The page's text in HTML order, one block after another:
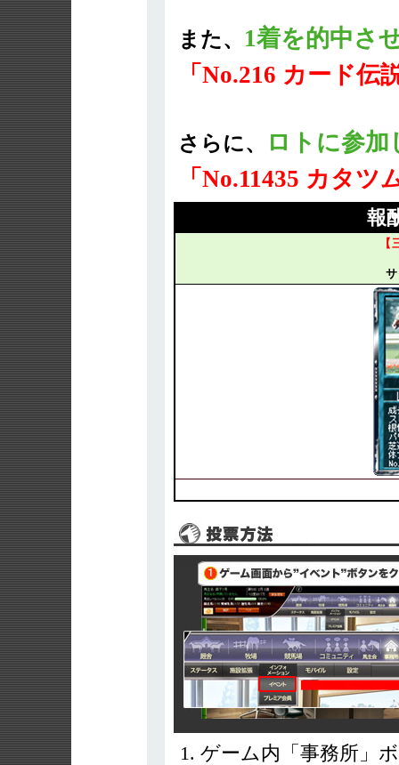
また、 1着を的中さ
「No.216 カード伝
さらに、
ロトに参加
「No.11435 カタツ
報
ゲーム内「事務所」